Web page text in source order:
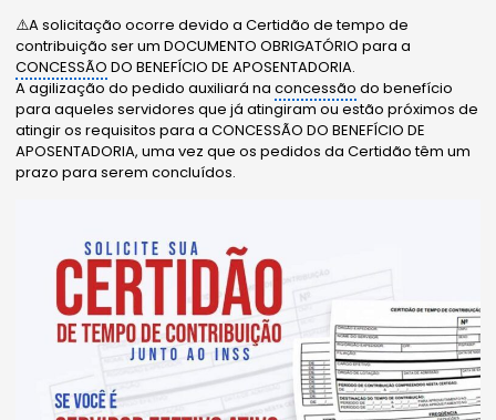
⚠️A solicitação ocorre devido a Certidão de tempo de
contribuição ser um DOCUMENTO OBRIGATÓRIO para a
CONCESSÃO DO BENEFÍCIO DE APOSENTADORIA.
A agilização do pedido auxiliará naconcessão do benefício
para aqueles servidores que já atingiram ou estão próximos de
atingir os requisitos para a CONCESSÃO DO BENEFÍCIO DE
APOSENTADORIA, uma vez que os pedidos da Certidão têm um
prazo para serem concluídos.